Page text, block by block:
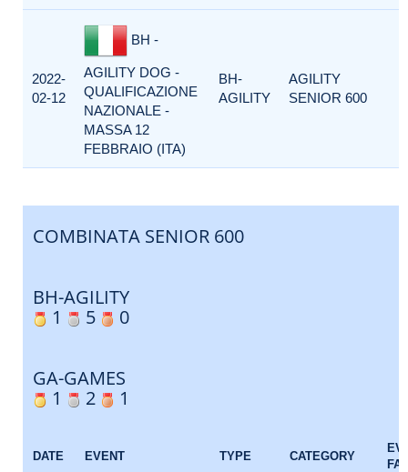
2022-
02-12
BH -
AGILITY DOG -
QUALIFICAZIONE
NAZIONALE -
MASSA 12
FEBBRAIO (ITA)
BH-
AGILITY
AGILITY
SENIOR 600
COMBINATA SENIOR 600
BH-AGILITY
1
5 0
GA-GAMES
1
2 1
DATE EVENT TYPE CATEGORY